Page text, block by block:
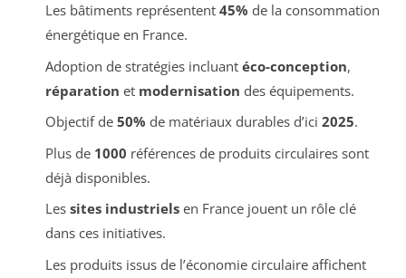
Les bâtiments représentent 45% de la consommation
énergétique en France.
Adoption de stratégies incluant éco-conception,
réparation et modernisation des équipements.
Objectif de 50% de matériaux durables d’ici 2025.
Plus de 1000 références de produits circulaires sont
déjà disponibles.
Les sites industrielsen France jouent un rôle clé
dans ces initiatives.
Les produits issus de l’économie circulaire affichent